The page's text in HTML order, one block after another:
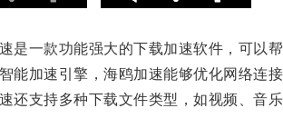
一款功能强大的下载加速软件，可以帮
加速引擎，海鸥加速能够优化网络连接
支持多种下载文件类型，如视频、音乐